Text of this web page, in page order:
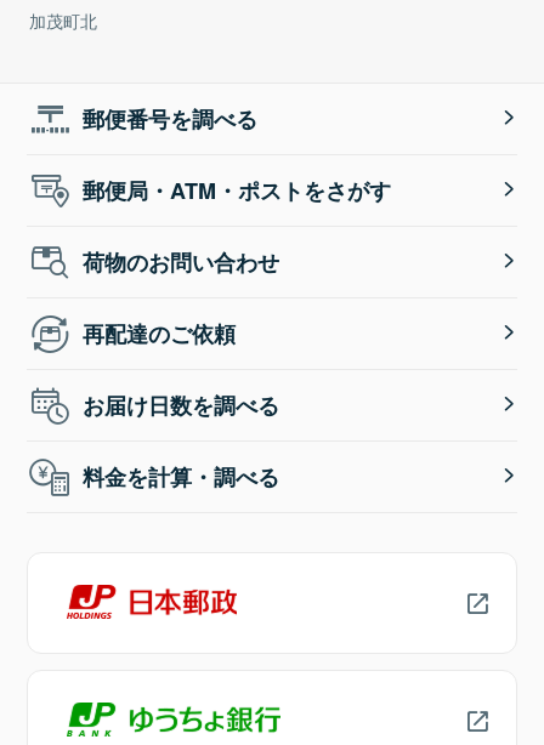
加茂町北
郵便番号を調べる
郵便局・ATM・ポストをさがす
荷物のお問い合わせ
再配達のご依頼
お届け日数を調べる
料金を計算・調べる